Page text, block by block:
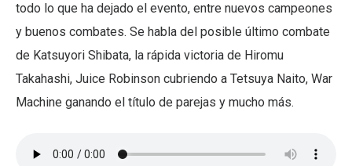
todo lo que ha dejado el evento, entre nuevos campeones
y buenos combates. Se habla del posible último combate
de Katsuyori Shibata, la rápida victoria de Hiromu
Takahashi, Juice Robinson cubriendo a Tetsuya Naito, War
Machine ganando el título de parejas y mucho más.